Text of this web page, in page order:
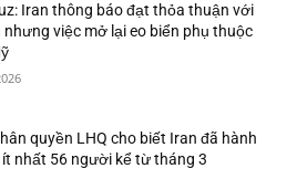
Iran thông báo đạt thỏa thuận với
nhưng việc mở lại eo biển phụ thuộc
quyền LHQ cho biết Iran đã hành
nhất 56 người kể từ tháng 3